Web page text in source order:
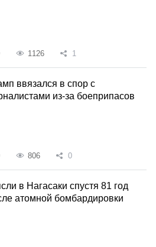
1126 1
ввязался в спор с
из-за боеприпасов
806 0
в Нагасаки спустя 81 год
атомной бомбардировки